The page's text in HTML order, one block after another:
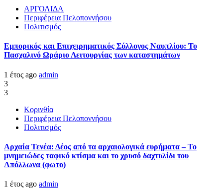
ΑΡΓΟΛΙΔΑ
Περιφέρεια Πελοποννήσου
Πολιτισμός
Εμπορικός και Επιχειρηματικός Σύλλογος Ναυπλίου: Το
Πασχαλινό Ωράριο Λειτουργίας των καταστημάτων
1 έτος ago admin
3
3
Κορινθία
Περιφέρεια Πελοποννήσου
Πολιτισμός
Αρχαία Τενέα: Δέος από τα αρχαιολογικά ευρήματα – Το
μνημειώδες ταφικό κτίσμα και το χρυσό δαχτυλίδι του
Απόλλωνα (φωτο)
1 έτος ago admin